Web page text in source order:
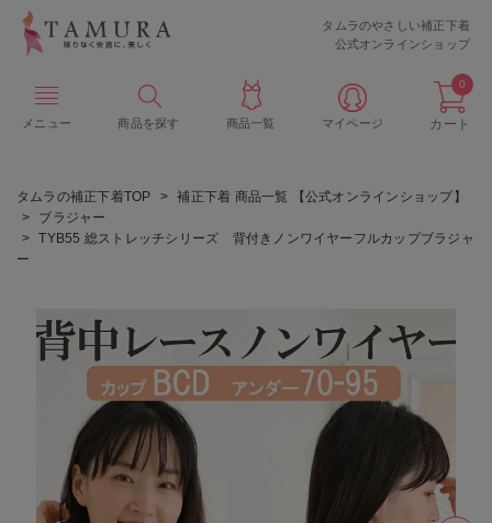
タムラのやさしい補正下着
公式オンラインショップ
メニュー 商品を探す 商品一覧 マイページ カート
0
タムラの補正下着TOP
補正下着 商品一覧 【公式オンラインショップ】
ブラジャー
TYB55 総ストレッチシリーズ 背付きノンワイヤーフルカップブラジャ
ー